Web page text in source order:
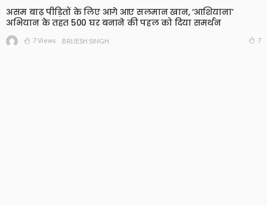
असम बाढ़ पीड़ितों के लिए आगे आए सलमान खान, ‘आशियाना’
अभियान के तहत 500 घर बनाने की पहल को दिया समर्थन
7 Views BRIJESH SINGH 7